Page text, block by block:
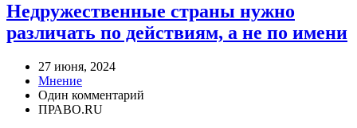
Недружественные страны нужно
различать по действиям, а не по имени
27 июня, 2024
Мнение
Один комментарий
ПРАВО.RU